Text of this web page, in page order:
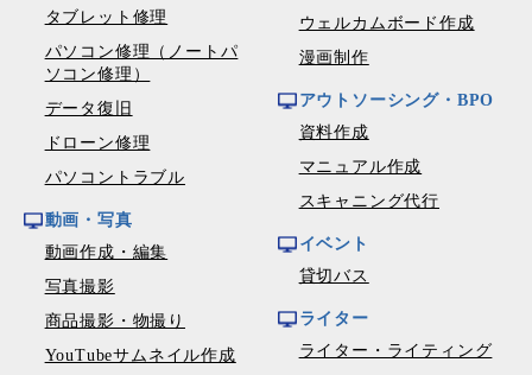
タブレット修理
パソコン修理（ノートパ
ソコン修理）
データ復旧
ドローン修理
パソコントラブル
動画・写真
動画作成・編集
写真撮影
商品撮影・物撮り
YouTubeサムネイル作成
ウェルカムボード作成
漫画制作
アウトソーシング・BPO
資料作成
マニュアル作成
スキャニング代行
イベント
貸切バス
ライター
ライター・ライティング